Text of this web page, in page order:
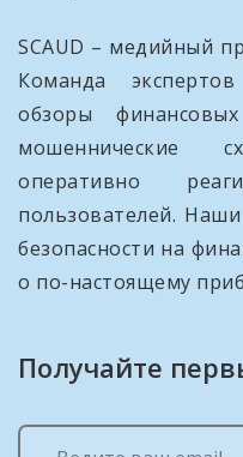
SCAUD – медийный
Команда
обзоры
мошеннические
оперативно
пользователей.
безопасности на
о по-настоящему
Получайте